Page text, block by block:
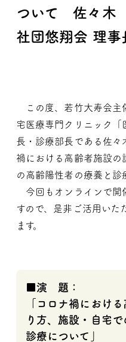
ついて 佐々木
社団悠翔会 理事
この度、若竹大寿会主
宅医療専門ク リニック
長・診療部長である佐々
禍における高齢者施設の
の高齢陽性者の療養と診
今回もオンラインで開
すので、是非 ご活用いた
ます。
■演 題：
「コロナ禍におけ
り方、 施設・自宅で
診療について」